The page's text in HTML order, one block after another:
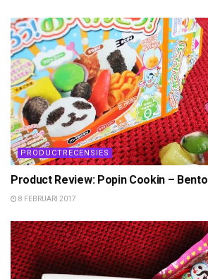
PRODUCTRECENSIES
Product Review: Popin Cookin – Bento
8 FEBRUARI 2017